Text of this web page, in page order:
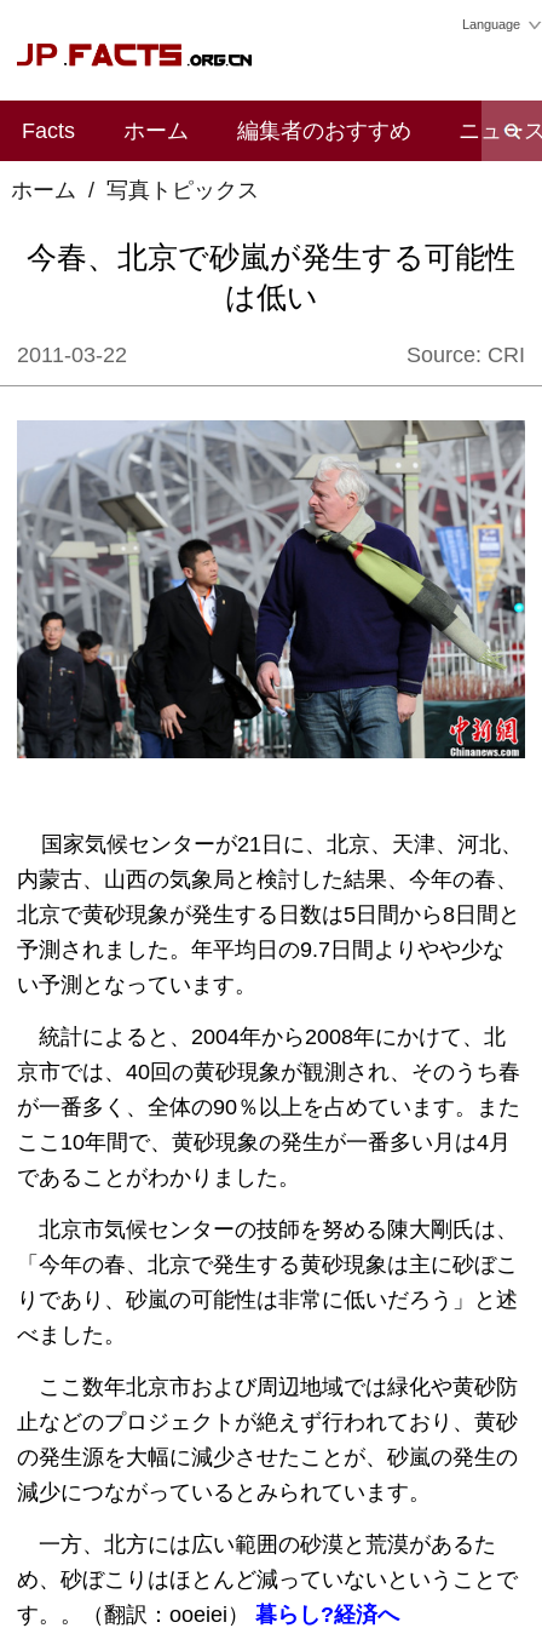
Language
Facts ホーム 編集者のおすすめ ニュー
ホーム / 写真トピックス
今春、北京で砂嵐が発生する可能性
は低い
2011-03-22 Source: CRI
国家気候センターが21日に、北京、天津、河北、
内蒙古、山西の気象局と検討した結果、今年の春、
北京で黄砂現象が発生する日数は5日間から8日間と
予測されました。年平均日の9.7日間よりやや少な
い予測となっています。
統計によると、2004年から2008年にかけて、北
京市では、40回の黄砂現象が観測され、そのうち春
が一番多く、全体の90％以上を占めています。また
ここ10年間で、黄砂現象の発生が一番多い月は4月
であることがわかりました。
北京市気候センターの技師を努める陳大剛氏は、
「今年の春、北京で発生する黄砂現象は主に砂ぼこ
りであり、砂嵐の可能性は非常に低いだろう」と述
べました。
ここ数年北京市および周辺地域では緑化や黄砂防
止などのプロジェクトが絶えず行われており、黄砂
の発生源を大幅に減少させたことが、砂嵐の発生の
減少につながっているとみられています。
一方、北方には広い範囲の砂漠と荒漠があるた
め、砂ぼこりはほとんど減っていないということで
す。。（翻訳：ooeiei） 暮らし?経済へ